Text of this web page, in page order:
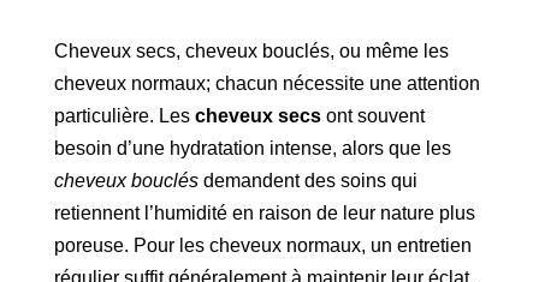
Cheveux secs, cheveux bouclés, ou même les
cheveux normaux; chacun nécessite une attention
particulière. Les cheveux secsont souvent
besoin d’une hydratation intense, alors que les
cheveux bouclésdemandent des soins qui
retiennent l’humidité en raison de leur nature plus
poreuse. Pour les cheveux normaux, un entretien